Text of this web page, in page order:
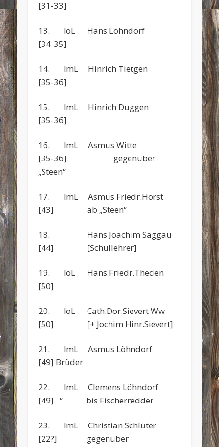
[31-33]
13. IoL Hans Löhndorf
[34-35]
14. ImL Hinrich Tietgen
[35-36]
15. ImL Hinrich Duggen
[35-36]
16. ImL Asmus Witte
[35-36] gegenüber
„Steen“
17. ImL Asmus Friedr.Horst
[43] ab „Steen“
18. Hans Joachim Saggau
[44] [Schullehrer]
19. IoL Hans Friedr.Theden
[50]
20. IoL Cath.Dor.Sievert Ww
[50] [+ Jochim Hinr.Sievert]
21. ImL Asmus Löhndorf
[49] Brüder
22. ImL Clemens Löhndorf
[49] “ bis Fischerredder
23. ImL Christian Schlüter
[22?] gegenüber